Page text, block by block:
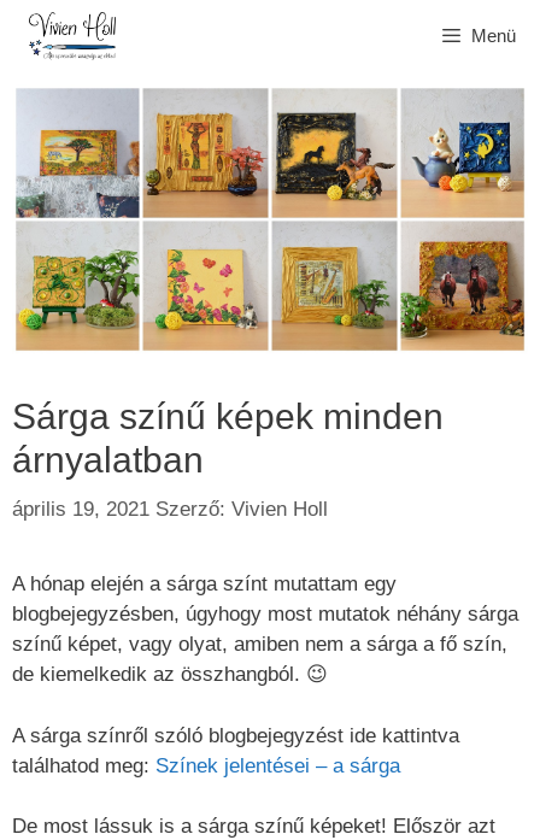
Kilépés
Menü
Sárga színű képek minden
árnyalatban
április 19, 2021 Szerző: Vivien Holl
A hónap elején a sárga színt mutattam egy
blogbejegyzésben, úgyhogy most mutatok néhány sárga
színű képet, vagy olyat, amiben nem a sárga a fő szín,
de kiemelkedik az összhangból. 😉
A sárga színről szóló blogbejegyzést ide kattintva
találhatod meg: Színek jelentései – a sárga
De most lássuk is a sárga színű képeket! Először azt